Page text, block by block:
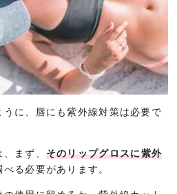
に、唇にも紫外線対策は必要で
まず、 そのリップグロスに紫外
べる必要があります。